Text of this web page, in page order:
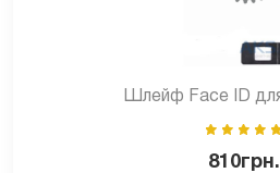
Шлейф Face ID
810грн.